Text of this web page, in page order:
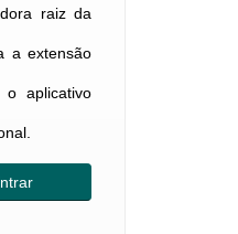
raiz da
a extensão
o aplicativo